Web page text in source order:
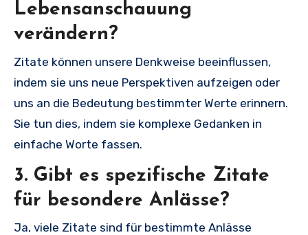
Lebensanschauung
verändern?
Zitate können unsere Denkweise beeinflussen,
indem sie uns neue Perspektiven aufzeigen oder
uns an die Bedeutung bestimmter Werte erinnern.
Sie tun dies, indem sie komplexe Gedanken in
einfache Worte fassen.
3. Gibt es spezifische Zitate
für besondere Anlässe?
Ja, viele Zitate sind für bestimmte Anlässe